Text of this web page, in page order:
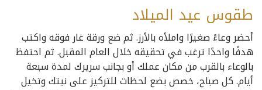
طقوس عيد الميلاد
أحضر وعاءً صغيرًا واملأه بالأرز. ثم ضع ورقة غار فوقه واكتب
هدفًا واحدًا ترغب في تحقيقه خلال العام المقبل. ثم احتفظ
بالوعاء بالقرب من مكان عملك أو بجانب سريرك لمدة سبعة
أيام. كل صباح، خصص بضع لحظات للتركيز على نيتك وتخيل